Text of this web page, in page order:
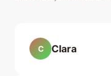
C Clara